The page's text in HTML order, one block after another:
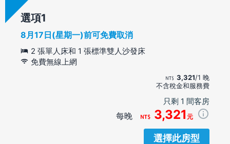
選項
8月17日(星期一)前可免費取消
2 張單人床和 1 張標準雙人沙發床
免費無線上網
3,321/1 晚
不含稅金和服務費
只剩 1 間客房
每晚 3,321 元
選擇此房型